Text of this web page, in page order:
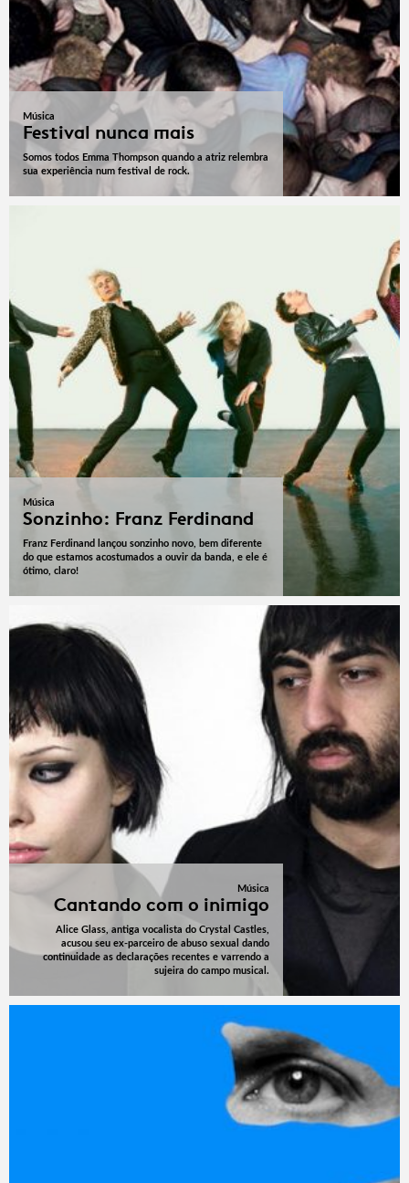
Música
Festival nunca mais
Somos todos Emma Thompson quando a atriz relembra
sua experiência num festival de rock.
Música
Sonzinho: Franz Ferdinand
Franz Ferdinand lançou sonzinho novo, bem diferente
do que estamos acostumados a ouvir da banda, e ele é
ótimo, claro!
Música
Cantando com o inimigo
Alice Glass, antiga vocalista do Crystal Castles,
acusou seu ex-parceiro de abuso sexual dando
continuidade as declarações recentes e varrendo a
sujeira do campo musical.